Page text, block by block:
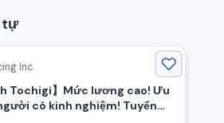
tự
Inc.
Tochigi】Mức lương cao! Ưu
có kinh nghiệm! Tuyển